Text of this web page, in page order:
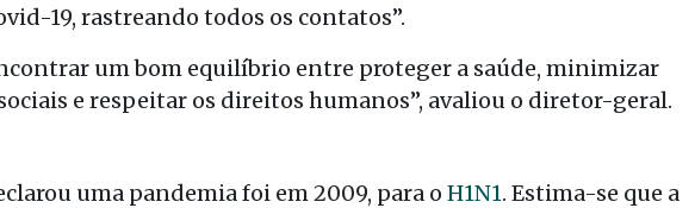
19, rastreando todos os contatos”.
um bom equilíbrio entre proteger a saúde, minimizar
e respeitar os direitos humanos”, avaliou o diretor-geral.
uma pandemia foi em 2009, para o H1N1. Estima-se que a